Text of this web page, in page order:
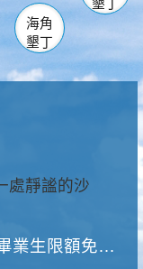
海角
墾丁
墾丁
限額免費參加